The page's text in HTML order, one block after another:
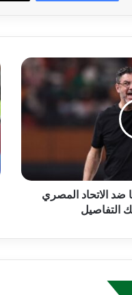
الاتحاد المصري
التفاصيل